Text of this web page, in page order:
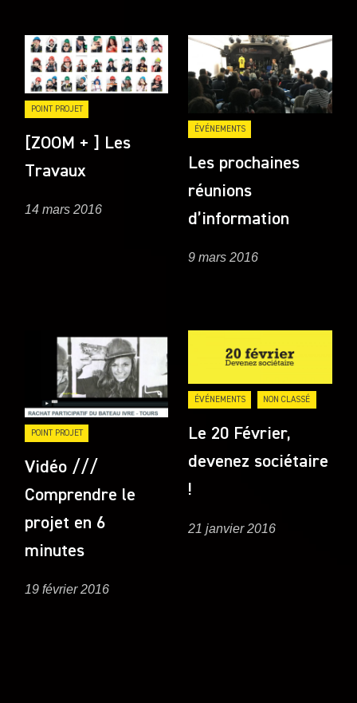
POINT PROJET
[ZOOM + ] Les
Travaux
14 mars 2016
ÉVÉNEMENTS
Les prochaines
réunions
d’information
9 mars 2016
POINT PROJET
Vidéo ///
Comprendre le
projet en 6
minutes
19 février 2016
ÉVÉNEMENTS NON CLASSÉ
Le 20 Février,
devenez sociétaire
!
21 janvier 2016